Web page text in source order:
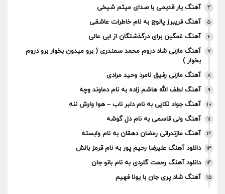
4 آهنگ یار قدیمی با صدای میثم شیخی
5 آهنگ فریبرز پالوج به نام خاطرات عاشقی
6 آهنگ غمگین برای درگذشتگان از ابی عالی
7
آهنگ مازنی شاد دروم محمد سمندری ( برو میدون بخوار برو دروم
بخوار )
8 آهنگ مازنی رفیق نامرد وحید مرادی
9 آهنگ لطف الله هاشم‌ زاده به نام دماوند وچه
10 آهنگ جواد نکایی به نام دلبر ناب – هوا وارش ننه
11 آهنگ ولی قاسمی به نام دل گوشه
12 آهنگ مازندرانی رمضان دهقان به نام وابسته
13 دانلود آهنگ علیرضا رحیم پور به نام قرمز بالش
14 دانلود آهنگ رحمت گلردی به نام بانو جان
15 آهنگ‌ شاد پری جان با یونا فهیم